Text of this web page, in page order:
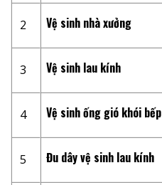
2 Vệ sinh nhà xưởng
3 Vệ sinh lau kính
4 Vệ sinh ống gió khói bếp
5 Đu dây vệ sinh lau kính